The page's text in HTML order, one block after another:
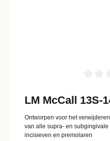
LM McCall 13S-
Ontworpen voor het
van alle supra- en
incisieven en premolaren